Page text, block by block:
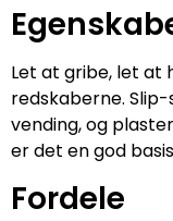
Let at gribe, let at
redskaberne.
vending, og
er det en god
Fordele